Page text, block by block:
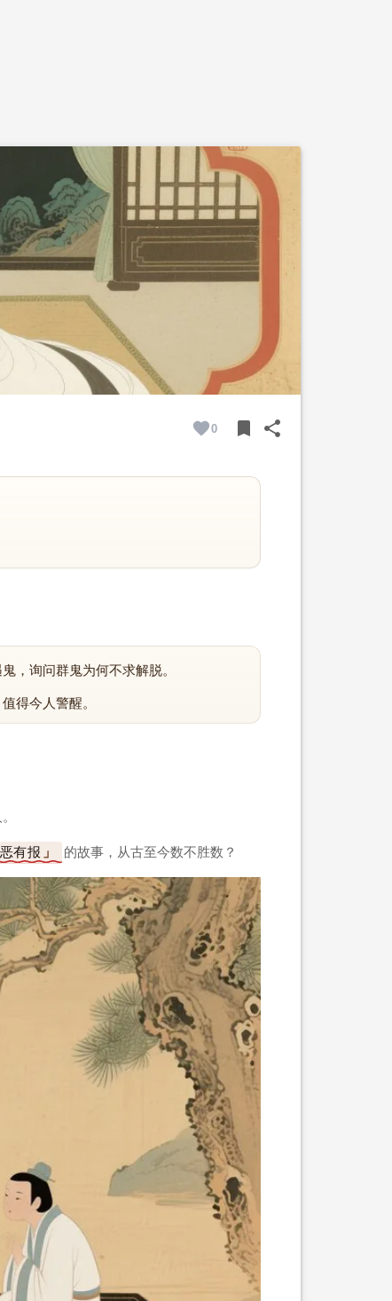
0 bookmarkBOOKMARK
shareSHARE
，询问群鬼为何不求解脱。
得今人警醒。
有报 的故事，从古至今数不胜数？